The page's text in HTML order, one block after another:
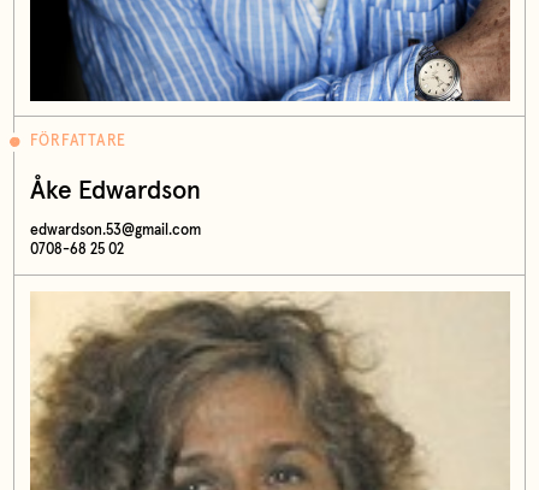
FÖRFATTARE
Åke Edwardson
edwardson.53@gmail.com
0708-68 25 02